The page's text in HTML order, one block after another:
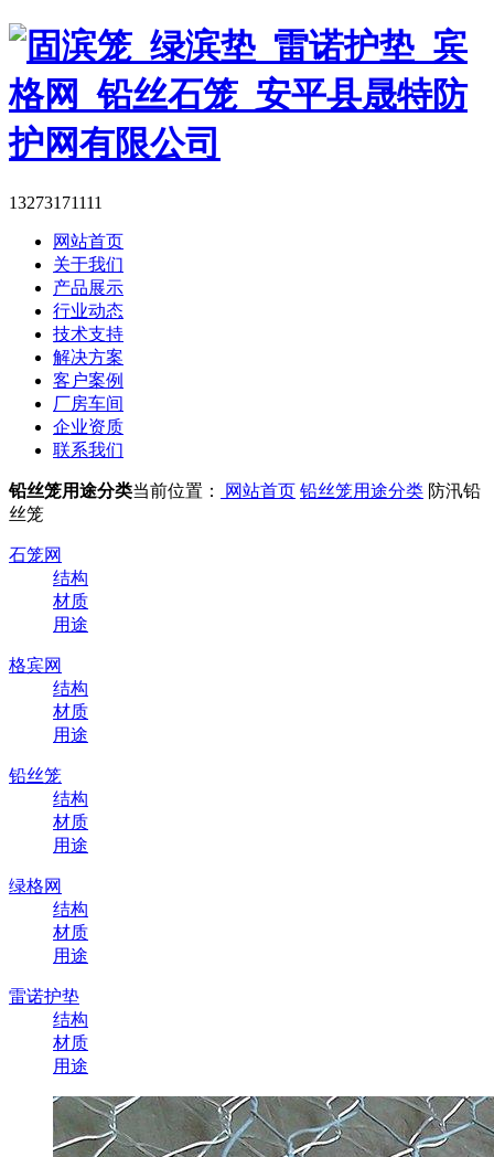
13273171111
网站首页
关于我们
产品展示
行业动态
技术支持
解决方案
客户案例
厂房车间
企业资质
联系我们
铅丝笼用途分类当前位置： 网站首页 铅丝笼用途分类 防汛铅
丝笼
石笼网
结构
材质
用途
格宾网
结构
材质
用途
铅丝笼
结构
材质
用途
绿格网
结构
材质
用途
雷诺护垫
结构
材质
用途